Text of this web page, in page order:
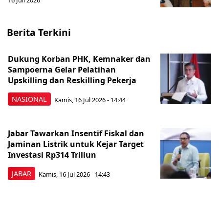
Berita Terkini
NASIONAL
Dukung Korban PHK, Kemnaker dan
Sampoerna Gelar Pelatihan
Upskilling dan Reskilling Pekerja
Kamis, 16 Jul 2026 - 14:44
JABAR
Jabar Tawarkan Insentif Fiskal dan
Jaminan Listrik untuk Kejar Target
Investasi Rp314 Triliun
Kamis, 16 Jul 2026 - 14:43